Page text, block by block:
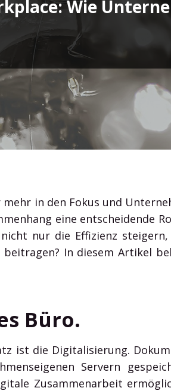
Excel und Co. & profitieren Sie von
Office Diensten.
Wie
in den Fokus und
eine entscheidende
nur die Effizienz
In diesem Artikel
Büro.
ist die Digitalisierung.
Servern
Zusammenarbeit